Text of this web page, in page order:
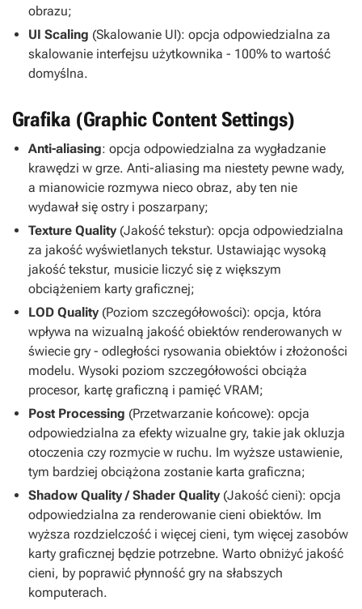
obrazu;
UI Scaling (Skalowanie UI): opcja odpowiedzialna za
skalowanie interfejsu użytkownika - 100% to wartość
domyślna.
Grafika (Graphic Content Settings)
Anti-aliasing: opcja odpowiedzialna za wygładzanie
krawędzi w grze. Anti-aliasing ma niestety pewne wady,
a mianowicie rozmywa nieco obraz, aby ten nie
wydawał się ostry i poszarpany;
Texture Quality (Jakość tekstur): opcja odpowiedzialna
za jakość wyświetlanych tekstur. Ustawiając wysoką
jakość tekstur, musicie liczyć się z większym
obciążeniem karty graficznej;
LOD Quality (Poziom szczegółowości): opcja, która
wpływa na wizualną jakość obiektów renderowanych w
świecie gry - odległości rysowania obiektów i złożoności
modelu. Wysoki poziom szczegółowości obciąża
procesor, kartę graficzną i pamięć VRAM;
Post Processing (Przetwarzanie końcowe): opcja
odpowiedzialna za efekty wizualne gry, takie jak okluzja
otoczenia czy rozmycie w ruchu. Im wyższe ustawienie,
tym bardziej obciążona zostanie karta graficzna;
Shadow Quality / Shader Quality (Jakość cieni): opcja
odpowiedzialna za renderowanie cieni obiektów. Im
wyższa rozdzielczość i więcej cieni, tym więcej zasobów
karty graficznej będzie potrzebne. Warto obniżyć jakość
cieni, by poprawić płynność gry na słabszych
komputerach.